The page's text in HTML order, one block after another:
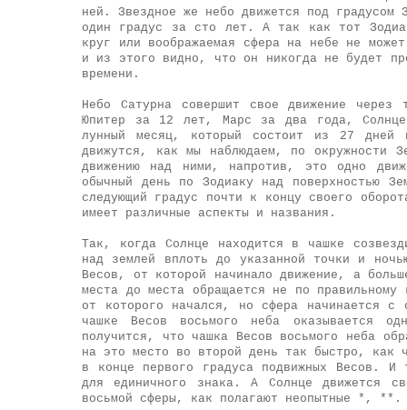
ней. Звездное же небо движется под
один градус за сто лет. А так как тот
круг или воображаемая сфера на небе не
и из этого видно, что он никогда не будет
времени.
Небо Сатурна совершит свое движение
Юпитер за 12 лет, Марс за два года,
лунный месяц, который состоит из 27
движутся, как мы наблюдаем, по окружности
движению над ними, напротив, это одно
обычный день по Зодиаку над поверхностью
следующий градус почти к концу своего
имеет различные аспекты и названия.
Так, когда Солнце находится в чашке
над землей вплоть до указанной точки и
Весов, от которой начинало движение, а
места до места обращается не по
от которого начался, но сфера начинается
чашке Весов восьмого неба оказывается
получится, что чашка Весов восьмого неба
на это место во второй день так быстро, как
в конце первого градуса подвижных Весов. И
для единичного знака. А Солнце движется
восьмой сферы, как полагают неопытные *, **.